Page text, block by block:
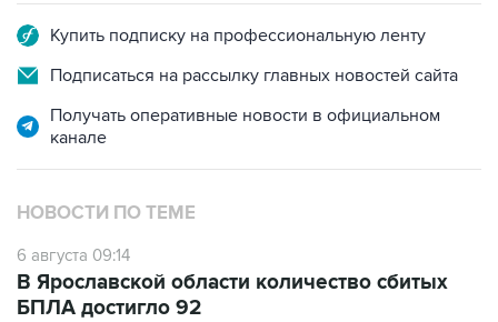
Купить подписку на профессиональную ленту
Подписаться на рассылку главных новостей сайта
Получать оперативные новости в официальном
канале
НОВОСТИ ПО ТЕМЕ
6 августа 09:14
В Ярославской области количество сбитых
БПЛА достигло 92